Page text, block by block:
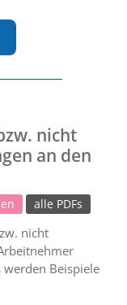
nicht
an den
alle PDFs
nicht
werden Beispiele